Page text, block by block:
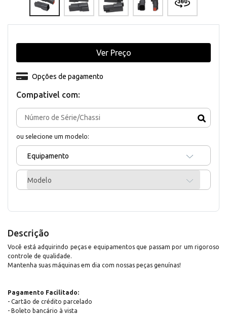
Compativel com:
ou selecione um modelo:
Equipamento
Modelo
Opções de pagamento
Ver Preço
Descrição
Você está adquirindo peças e equipamentos que passam por um rigoroso
controle de qualidade.
Mantenha suas máquinas em dia com nossas peças genuínas!
Pagamento Facilitado:
- Cartão de crédito parcelado
- Boleto bancário à vista